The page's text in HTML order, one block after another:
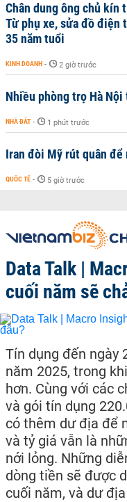
Chân dung ông chủ kín
Từ phụ xe, sửa đồ điện
35 năm tuổi
KINH DOANH - 2 giờ trước
Nhiều phòng trọ Hà Nội
NHÀ ĐẤT - 1 phút trước
Iran đòi Mỹ rút quân
QUỐC TẾ - 5 giờ trước
Data Talk |
cuối năm sẽ
Tín dụng đến ngày
năm 2025, trong
hơn. Cùng với các
và gói tín dụng
có thêm dư địa để
và tỷ giá vẫn là
nới lỏng. Những
dòng tiền sẽ được
cuối năm, và dư